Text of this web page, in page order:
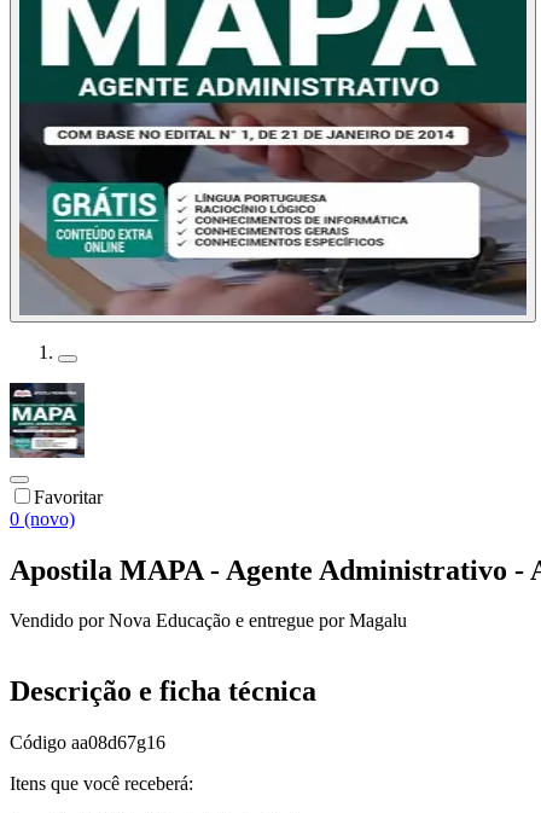
Favoritar
0 (novo)
Apostila MAPA - Agente Administrativo -
Vendido porNova Educação e entregue por Magalu
Descrição e ficha técnica
Código aa08d67g16
Itens que você receberá: